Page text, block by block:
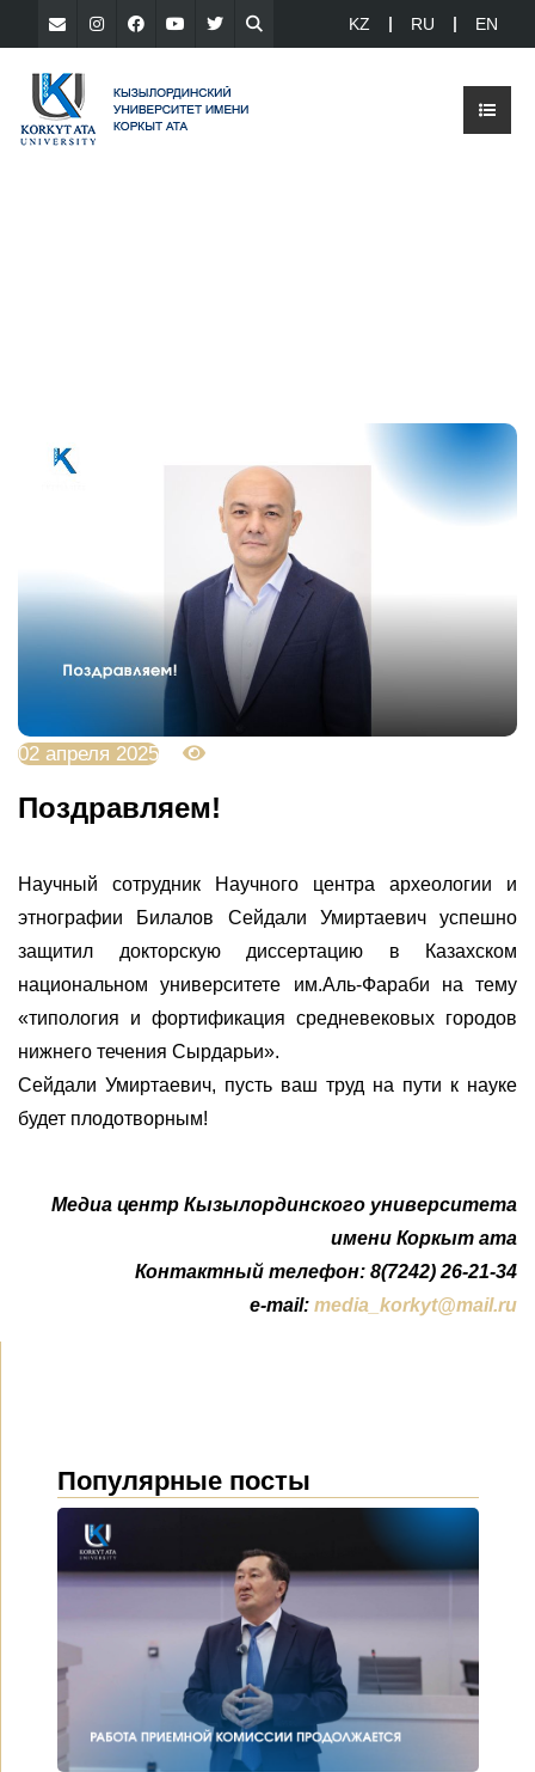
KZ RU EN
02 апреля 2025
Поздравляем!
Научный сотрудник Научного центра археологии и
этнографии Билалов Сейдали Умиртаевич успешно
защитил докторскую диссертацию в Казахском
национальном университете им.Аль-Фараби на тему
«типология и фортификация средневековых городов
нижнего течения Сырдарьи».
Сейдали Умиртаевич, пусть ваш труд на пути к науке
будет плодотворным!
Медиа центр Кызылординского университета
имени Коркыт ата
Контактный телефон: 8(7242) 26-21-34
e-mail: media_korkyt@mail.ru
Популярные посты